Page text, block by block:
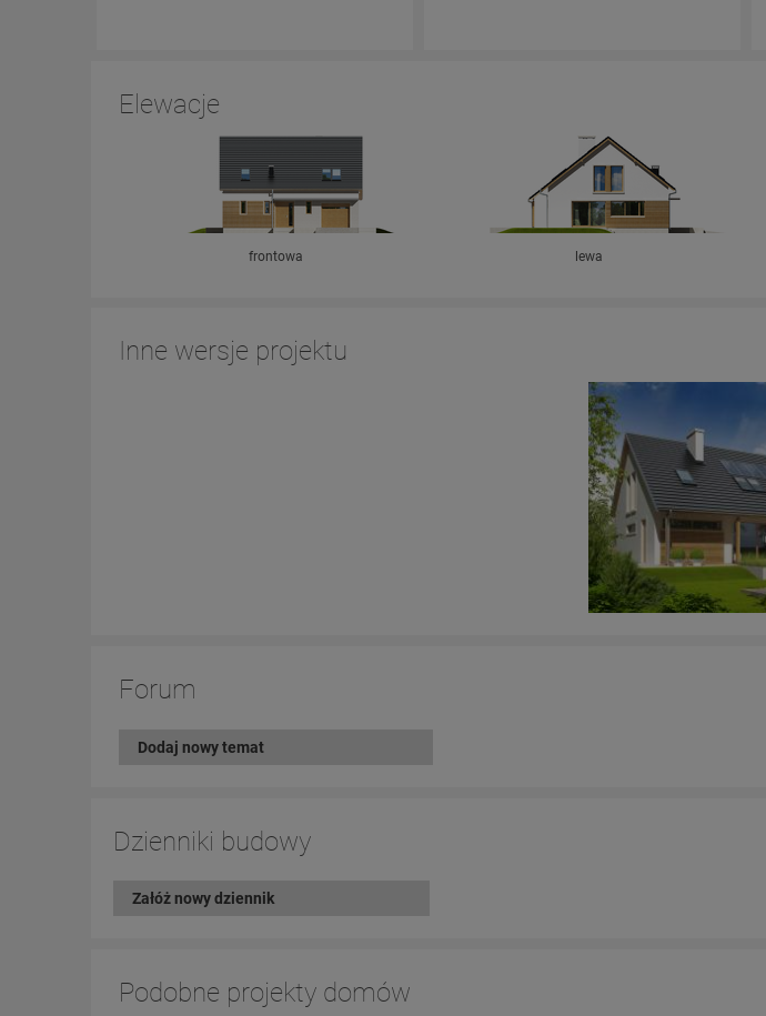
Elewacje
frontowa lewa
Inne wersje projektu
Forum
Dodaj nowy temat
Dzienniki budowy
Załóż nowy dziennik
Podobne projekty domów